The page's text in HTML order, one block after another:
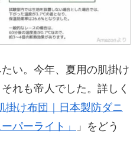
い。今年、夏用の肌掛け
れも帝人でした。詳しく
掛け布団｜日本製防ダニ
パーライト」
」をどう